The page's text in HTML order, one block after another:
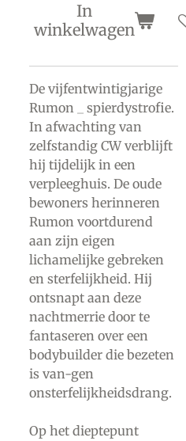
In
winkelwagen
De vijfentwintigjarige
Rumon _ spierdystrofie.
In afwachting van
zelfstandig CW verblijft
hij tijdelijk in een
verpleeghuis. De oude
bewoners herinneren
Rumon voortdurend
aan zijn eigen
lichamelijke gebreken
en sterfelijkheid. Hij
ontsnapt aan deze
nachtmerrie door te
fantaseren over een
bodybuilder die bezeten
is van-gen
onsterfelijkheidsdrang.
Op het dieptepunt